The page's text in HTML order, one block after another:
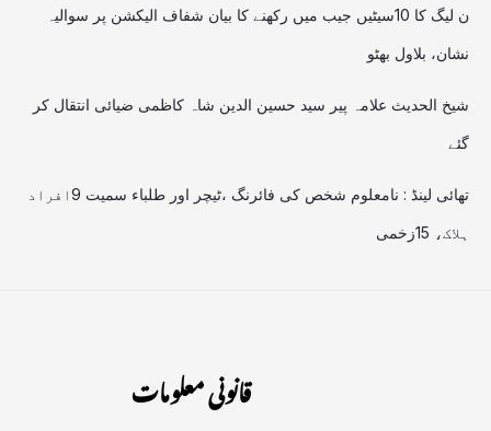
ن لیگ کا 10سیٹیں جیب میں رکھنے کا بیان شفاف الیکشن پر سوالیہ
نشان، بلاول بھٹو
شیخ الحدیث علامہ پیر سید حسین الدین شاہ کاظمی ضیائی انتقال کر
گئے
تھائی لینڈ : نامعلوم شخص کی فائرنگ ،ٹیچر اور طلباء سمیت 9افراد
ہلاک، 15زخمی
قانونی معلومات